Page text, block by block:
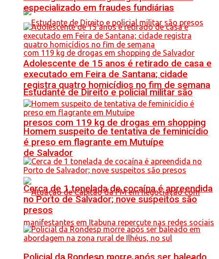
Estudante de Direito e policial militar são
presos com 119 kg de drogas em shopping
de Salvador
especializado em fraudes fundiárias
Adolescente de 15 anos é retirado de casa e
executado em Feira de Santana; cidade
registra quatro homicídios no fim de semana
Homem suspeito de tentativa de feminicídio
é preso em flagrante em Mutuípe
Cerca de 1 tonelada de cocaína é apreendida
no Porto de Salvador; nove suspeitos são
presos